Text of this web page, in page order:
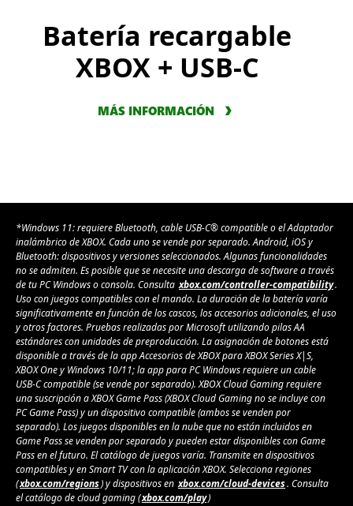
Batería recargable
XBOX + USB-C
MÁS INFORMACIÓN
*Windows 11: requiere Bluetooth, cable USB-C® compatible o el Adaptador
inalámbrico de XBOX. Cada uno se vende por separado. Android, iOS y
Bluetooth: dispositivos y versiones seleccionados. Algunas funcionalidades
no se admiten. Es posible que se necesite una descarga de software a través
de tu PC Windows o consola. Consulta xbox.com/controller-compatibility.
Uso con juegos compatibles con el mando. La duración de la batería varía
significativamente en función de los cascos, los accesorios adicionales, el uso
y otros factores. Pruebas realizadas por Microsoft utilizando pilas AA
estándares con unidades de preproducción. La asignación de botones está
disponible a través de la app Accesorios de XBOX para XBOX Series X|S,
XBOX One y Windows 10/11; la app para PC Windows requiere un cable
USB-C compatible (se vende por separado). XBOX Cloud Gaming requiere
una suscripción a XBOX Game Pass (XBOX Cloud Gaming no se incluye con
PC Game Pass) y un dispositivo compatible (ambos se venden por
separado). Los juegos disponibles en la nube que no están incluidos en
Game Pass se venden por separado y pueden estar disponibles con Game
Pass en el futuro. El catálogo de juegos varía. Transmite en dispositivos
compatibles y en Smart TV con la aplicación XBOX. Selecciona regiones
(xbox.com/regions) y dispositivos en xbox.com/cloud-devices. Consulta
el catálogo de cloud gaming (xbox.com/play)